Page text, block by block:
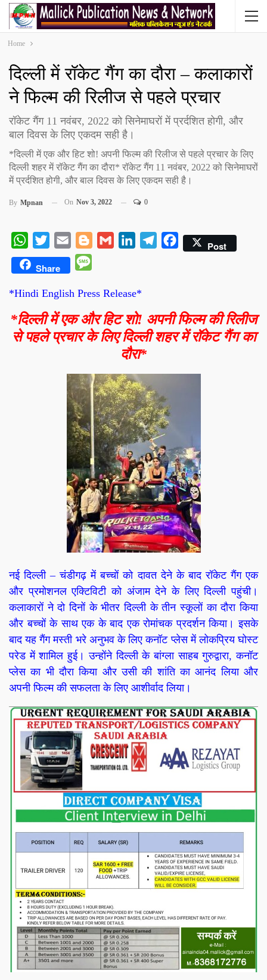
Home
दिल्ली में रॉकेट गैंग का दौरा – कलाकारों
ने फिल्म की रिलीज से पहले प्रचार
रॉकेट गैंग 11 नवंबर, 2022 को सिनेमाघरों में प्रर्दशित होगी, और
बाल दिवस के लिए एकदम सही है।
*दिल्ली में एक और हिट शो! अपनी फिल्म की रिलीज से पहले प्रचार के लिए
दिल्ली शहर में रॉकेट गैंग का दौरा* रॉकेट गैंग 11 नवंबर, 2022 को सिनेमाघरों
में प्रर्दशित होगी, और बाल दिवस के लिए एकदम सही है।
By Mpnan On Nov 3, 2022 0
WhatsApp
Twitter Email BloggerGmail LinkedInTelegramFacebookPost
Share
*Hindi English Press Release*
*दिल्ली में एक और हिट शो! अपनी फिल्म की रिलीज
से पहले प्रचार के लिए दिल्ली शहर में रॉकेट गैंग का
दौरा*
नई दिल्ली – चंडीगढ़ में बच्चों को दावत देने के बाद रॉकेट गैंग एक
और प्रमोशनल एक्टिविटी को अंजाम देने के लिए दिल्ली पहुंची।
कलाकारों ने दो दिनों के भीतर दिल्ली के तीन स्कूलों का दौरा किया
और बच्चों के साथ एक के बाद एक रोमांचक प्रदर्शन किया। इसके
बाद यह गैंग मस्ती भरे अनुभव के लिए कनॉट प्लेस में लोकप्रिय घोस्ट
परेड में शामिल हुई। उन्होंने दिल्ली के बांग्ला साहब गुरुद्वारा, कनॉट
प्लेस का भी दौरा किया और उसी की शांति का आनंद लिया और
अपनी फिल्म की सफलता के लिए आशीर्वाद लिया।